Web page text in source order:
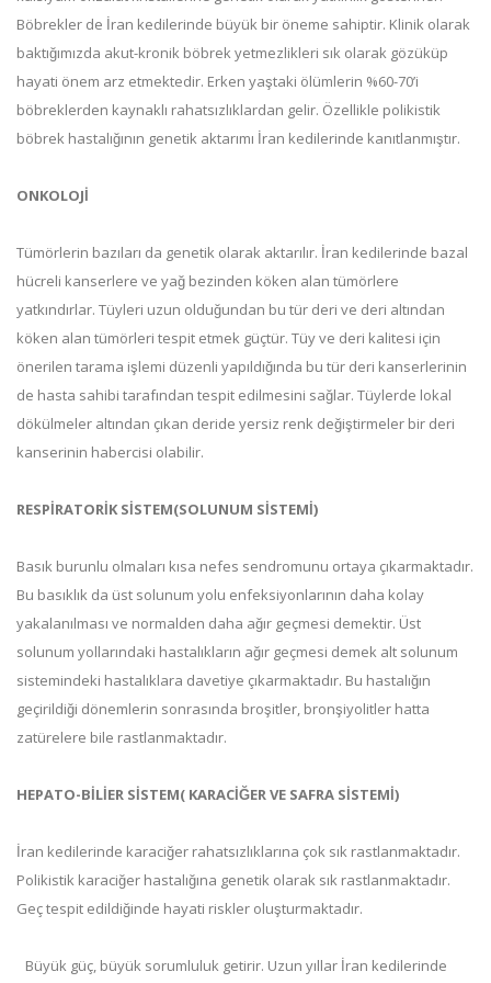
Böbrekler de İran kedilerinde büyük bir öneme sahiptir. Klinik olarak
baktığımızda akut-kronik böbrek yetmezlikleri sık olarak gözüküp
hayati önem arz etmektedir. Erken yaştaki ölümlerin %60-70’i
böbreklerden kaynaklı rahatsızlıklardan gelir. Özellikle polikistik
böbrek hastalığının genetik aktarımı İran kedilerinde kanıtlanmıştır.
ONKOLOJİ
Tümörlerin bazıları da genetik olarak aktarılır. İran kedilerinde bazal
hücreli kanserlere ve yağ bezinden köken alan tümörlere
yatkındırlar. Tüyleri uzun olduğundan bu tür deri ve deri altından
köken alan tümörleri tespit etmek güçtür. Tüy ve deri kalitesi için
önerilen tarama işlemi düzenli yapıldığında bu tür deri kanserlerinin
de hasta sahibi tarafından tespit edilmesini sağlar. Tüylerde lokal
dökülmeler altından çıkan deride yersiz renk değiştirmeler bir deri
kanserinin habercisi olabilir.
RESPİRATORİK SİSTEM(SOLUNUM SİSTEMİ)
Basık burunlu olmaları kısa nefes sendromunu ortaya çıkarmaktadır.
Bu basıklık da üst solunum yolu enfeksiyonlarının daha kolay
yakalanılması ve normalden daha ağır geçmesi demektir. Üst
solunum yollarındaki hastalıkların ağır geçmesi demek alt solunum
sistemindeki hastalıklara davetiye çıkarmaktadır. Bu hastalığın
geçirildiği dönemlerin sonrasında broşitler, bronşiyolitler hatta
zatürelere bile rastlanmaktadır.
HEPATO-BİLİER SİSTEM( KARACİĞER VE SAFRA SİSTEMİ)
İran kedilerinde karaciğer rahatsızlıklarına çok sık rastlanmaktadır.
Polikistik karaciğer hastalığına genetik olarak sık rastlanmaktadır.
Geç tespit edildiğinde hayati riskler oluşturmaktadır.
Büyük güç, büyük sorumluluk getirir. Uzun yıllar İran kedilerinde